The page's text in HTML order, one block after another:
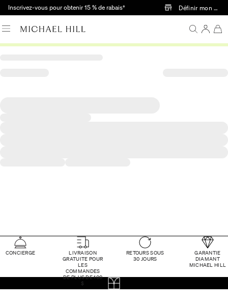
Passer au contenu principal
Inscrivez-vous pour obtenir 15 % de rabais† Définir mon
CONCIERGE
LIVRAISON
GRATUITE POUR
LES
COMMANDES
DE PLUS DE 100
$
RETOURS SOUS
30 JOURS
GARANTIE
DIAMANT
MICHAEL HILL